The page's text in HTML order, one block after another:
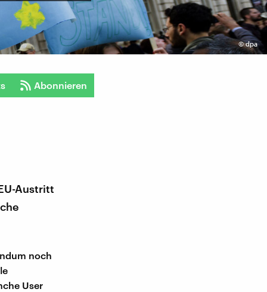
©dpa
Abonnieren
Austritt
noch
User